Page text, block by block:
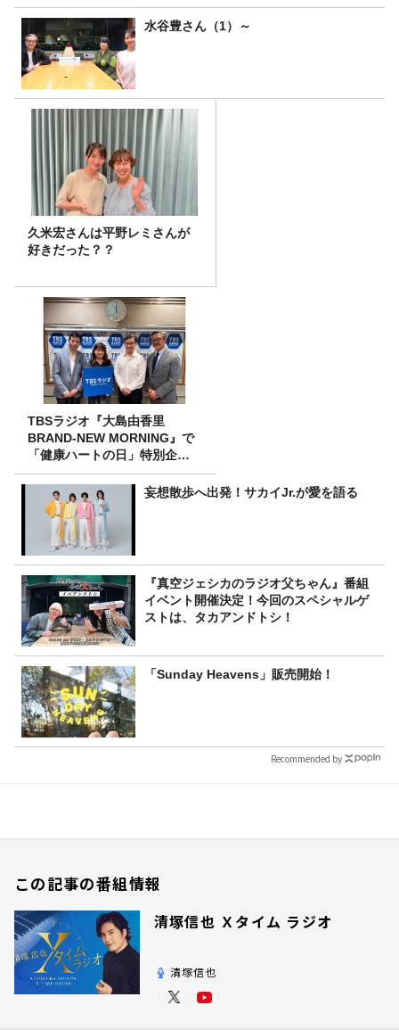
水谷豊さん（1）～
久米宏さんは平野レミさんが
好きだった？？
TBSラジオ『大島由香里
BRAND-NEW MORNING』で
「健康ハートの日」特別企画
を8/10（月）に放送
妄想散歩へ出発！サカイJr.が愛を語る
『真空ジェシカのラジオ父ちゃん』番組
イベント開催決定！今回のスペシャルゲ
ストは、タカアンドトシ！
「Sunday Heavens」販売開始！
Recommended by
この記事の番組情報
清塚信也 Ｘタイム ラジオ
清塚信也